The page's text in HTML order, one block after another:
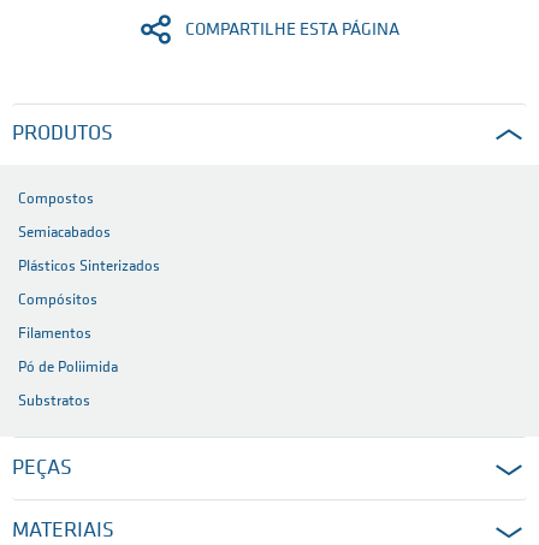
COMPARTILHE ESTA PÁGINA
PRODUTOS
Compostos
Semiacabados
Plásticos Sinterizados
Compósitos
Filamentos
Pó de Poliimida
Substratos
PEÇAS
MATERIAIS